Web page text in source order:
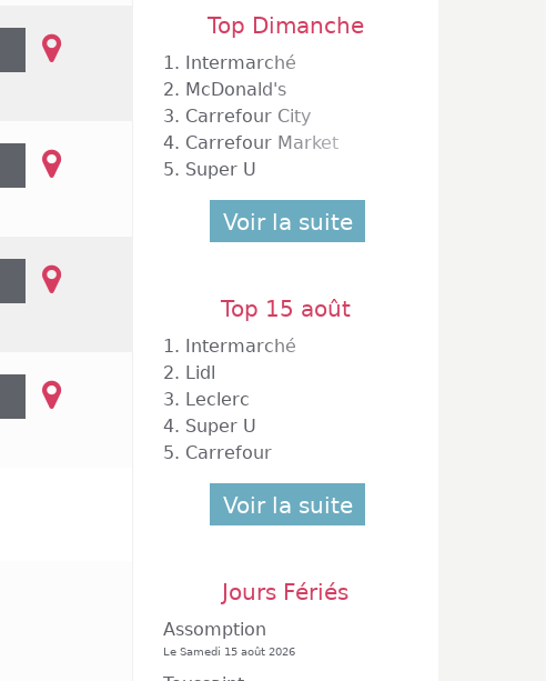
Top Dimanche
1. Intermarché
2. McDonald's
3. Carrefour City
4. Carrefour Market
5. Super U
Voir la suite
Top 15 août
1. Intermarché
2. Lidl
3. Leclerc
4. Super U
5. Carrefour
Voir la suite
Jours Fériés
Assomption
Le Samedi 15 août 2026